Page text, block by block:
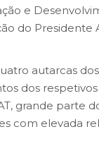
e
do Presidente
autarcas
dos
grande parte
com elevada